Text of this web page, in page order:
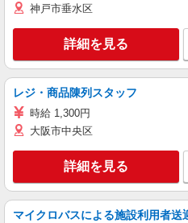
神戸市垂水区
詳細を見る
レジ・商品陳列スタッフ
時給 1,300円
大阪市中央区
詳細を見る
マイクロバスによる施設利用者送